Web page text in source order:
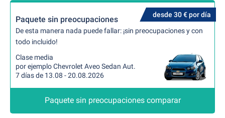
desde 30 € por día
Paquete sin preocupaciones
De esta manera nada puede fallar: ¡sin preocupaciones y con
todo incluido!
Clase media
por ejemplo Chevrolet Aveo Sedan Aut.
7 días de 13.08 - 20.08.2026
Paquete sin preocupaciones comparar